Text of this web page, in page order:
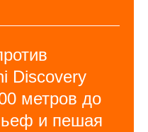
Discovery
метров до
и пешая